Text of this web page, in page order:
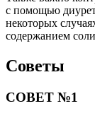
Следите за своим
белка может
отеки. Обсудите
который будет
СОВЕТ №3
Не игнорируйте